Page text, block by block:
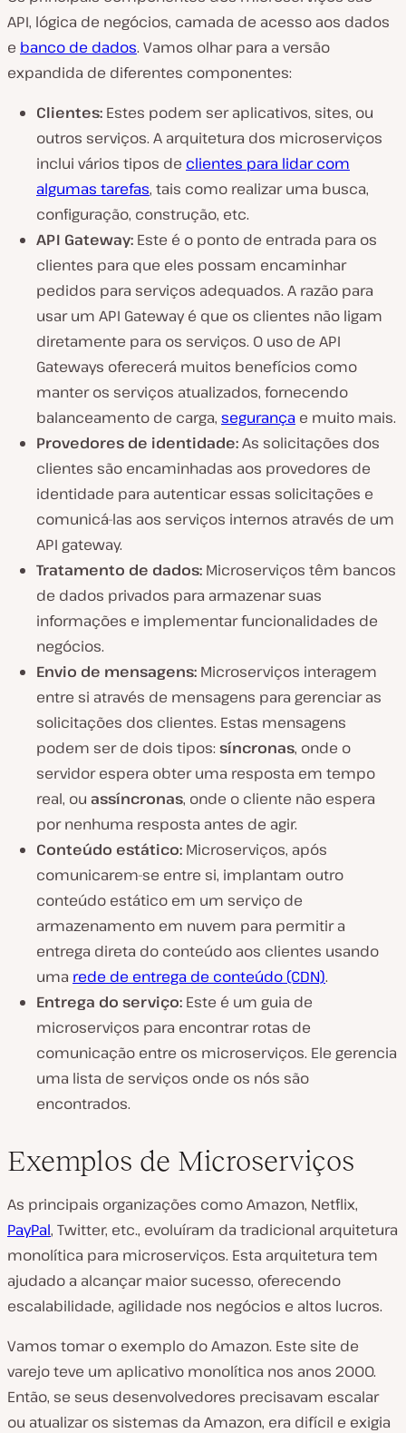
API, lógica de negócios, camada de acesso aos dados
e banco de dados. Vamos olhar para a versão
expandida de diferentes componentes:
Clientes: Estes podem ser aplicativos, sites, ou
outros serviços. A arquitetura dos microserviços
inclui vários tipos de clientes para lidar com
algumas tarefas, tais como realizar uma busca,
configuração, construção, etc.
API Gateway: Este é o ponto de entrada para os
clientes para que eles possam encaminhar
pedidos para serviços adequados. A razão para
usar um API Gateway é que os clientes não ligam
diretamente para os serviços. O uso de API
Gateways oferecerá muitos benefícios como
manter os serviços atualizados, fornecendo
balanceamento de carga, segurança e muito mais.
Provedores de identidade:As solicitações dos
clientes são encaminhadas aos provedores de
identidade para autenticar essas solicitações e
comunicá-las aos serviços internos através de um
API gateway.
Tratamento de dados: Microserviços têm bancos
de dados privados para armazenar suas
informações e implementar funcionalidades de
negócios.
Envio de mensagens: Microserviços interagem
entre si através de mensagens para gerenciar as
solicitações dos clientes. Estas mensagens
podem ser de dois tipos: síncronas, onde o
servidor espera obter uma resposta em tempo
real, ou assíncronas, onde o cliente não espera
por nenhuma resposta antes de agir.
Conteúdo estático: Microserviços, após
comunicarem-se entre si, implantam outro
conteúdo estático em um serviço de
armazenamento em nuvem para permitir a
entrega direta do conteúdo aos clientes usando
uma rede de entrega de conteúdo (CDN).
Entrega do serviço: Este é um guia de
microserviços para encontrar rotas de
comunicação entre os microserviços. Ele gerencia
uma lista de serviços onde os nós são
encontrados.
Exemplos de Microserviços
As principais organizações como Amazon, Netflix,
PayPal, Twitter, etc., evoluíram da tradicional arquitetura
monolítica para microserviços. Esta arquitetura tem
ajudado a alcançar maior sucesso, oferecendo
escalabilidade, agilidade nos negócios e altos lucros.
Vamos tomar o exemplo do Amazon. Este site de
varejo teve um aplicativo monolítica nos anos 2000.
Então, se seus desenvolvedores precisavam escalar
ou atualizar os sistemas da Amazon, era difícil e exigia